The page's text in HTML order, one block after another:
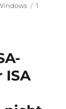
1
ISA